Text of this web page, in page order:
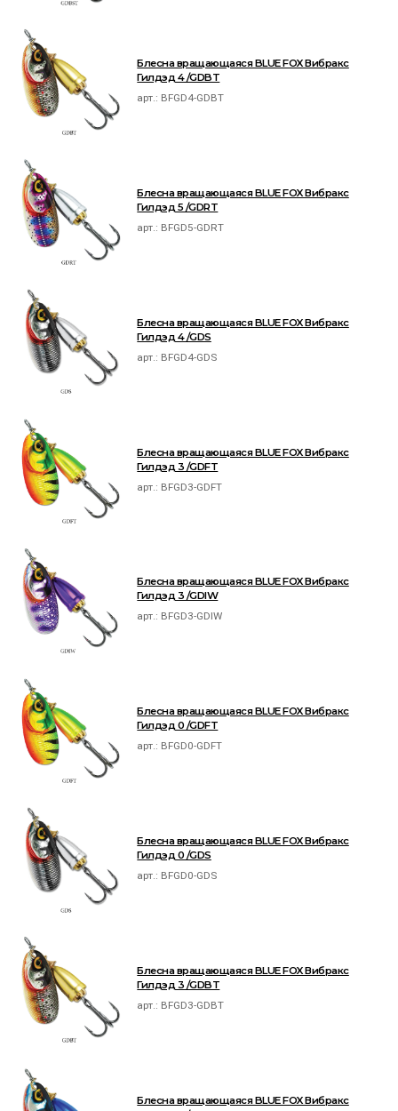
Блесна вращающаяся BLUE FOX Вибракс
Гилдэд 4 /GDBT
арт.: BFGD4-GDBT
Блесна вращающаяся BLUE FOX Вибракс
Гилдэд 5 /GDRT
арт.: BFGD5-GDRT
Блесна вращающаяся BLUE FOX Вибракс
Гилдэд 4 /GDS
арт.: BFGD4-GDS
Блесна вращающаяся BLUE FOX Вибракс
Гилдэд 3 /GDFT
арт.: BFGD3-GDFT
Блесна вращающаяся BLUE FOX Вибракс
Гилдэд 3 /GDIW
арт.: BFGD3-GDIW
Блесна вращающаяся BLUE FOX Вибракс
Гилдэд 0 /GDFT
арт.: BFGD0-GDFT
Блесна вращающаяся BLUE FOX Вибракс
Гилдэд 0 /GDS
арт.: BFGD0-GDS
Блесна вращающаяся BLUE FOX Вибракс
Гилдэд 3 /GDBT
арт.: BFGD3-GDBT
Блесна вращающаяся BLUE FOX Вибракс